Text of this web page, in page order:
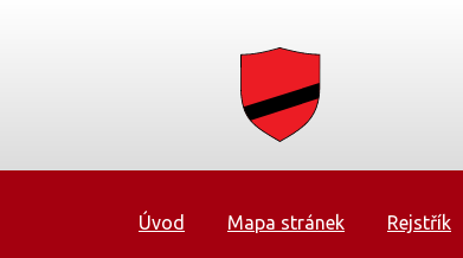
Úvod Mapa stránek Rejstřík